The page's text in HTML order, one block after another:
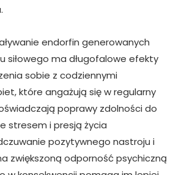
endorfin generowanych
siłowego ma długofalowe efekty
sobie z codziennymi
które angażują się w regularny
poprawy zdolności do
stresem i presją życia
pozytywnego nastroju i
zwiększoną odporność psychiczną